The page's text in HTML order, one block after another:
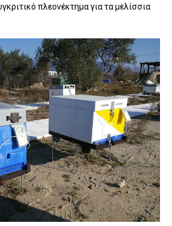
πλεονέκτημα για τα μελίσσια